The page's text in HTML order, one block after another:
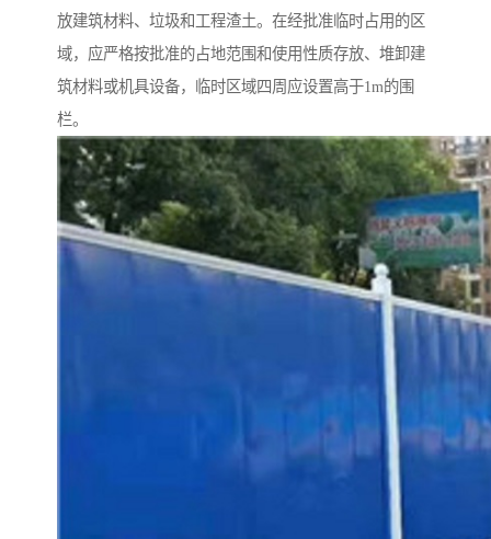
放建筑材料、垃圾和工程渣土。在经批准临时占用的区
域，应严格按批准的占地范围和使用性质存放、堆卸建
筑材料或机具设备，临时区域四周应设置高于1m的围
栏。